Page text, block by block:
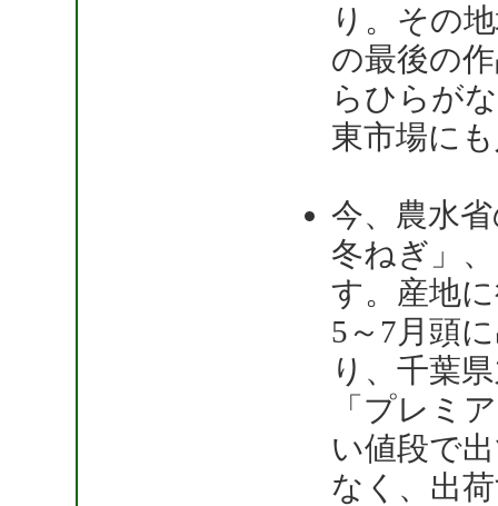
り。その
の最後の
らひらが
東市場に
今、農水
冬ねぎ」
す。産地
5～7月頭
り、千葉
「プレミ
い値段で
なく、出